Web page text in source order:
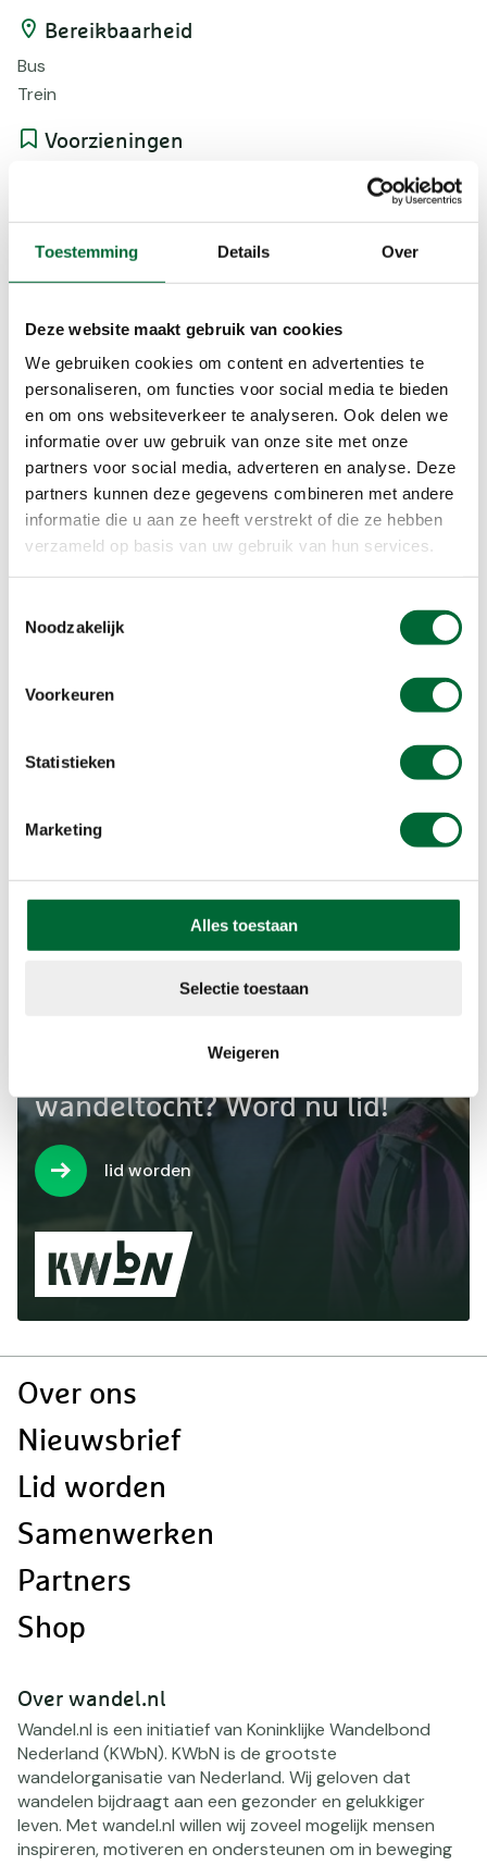
Toestemming Details Over
Deze website maakt gebruik van cookies
We gebruiken cookies om content en advertenties te
personaliseren, om functies voor social media te bieden
en om ons websiteverkeer te analyseren. Ook delen we
informatie over uw gebruik van onze site met onze
partners voor social media, adverteren en analyse. Deze
partners kunnen deze gegevens combineren met andere
informatie die u aan ze heeft verstrekt of die ze hebben
verzameld op basis van uw gebruik van hun services.
Noodzakelijk
Voorkeuren
Statistieken
Marketing
Alles toestaan
Selectie toestaan
Weigeren
Bereikbaarheid
Bus
Trein
Voorzieningen
Onverhard
Routebeschr
Beloningen
Herinnering
Stempel
jouw volgende KWbN-
wandeltocht? Word nu lid!
lid worden
Doormat
Over ons
Nieuwsbrief
Lid worden
Samenwerken
Partners
Shop
Over wandel.nl
Wandel.nl is een initiatief van Koninklijke Wandelbond
Nederland (KWbN). KWbN is de grootste
wandelorganisatie van Nederland. Wij geloven dat
wandelen bijdraagt aan een gezonder en gelukkiger
leven. Met wandel.nl willen wij zoveel mogelijk mensen
inspireren, motiveren en ondersteunen om in beweging